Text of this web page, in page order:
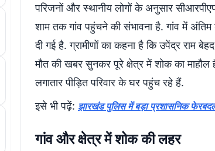
परिजनों और स्थानीय लोगों के अनुसार
शाम तक गांव पहुंचने की संभावना है. गांव में
दी गई है. ग्रामीणों का कहना है कि उपेंद्र राम
मौत की खबर सुनकर पूरे क्षेत्र में शोक का माहौल
लगातार पीड़ित परिवार के घर पहुंच रहे हैं.
इसे भी पढ़ें: झारखंड पुलिस में बड़ा प्रशासनिक
गांव और क्षेत्र में शोक की लहर